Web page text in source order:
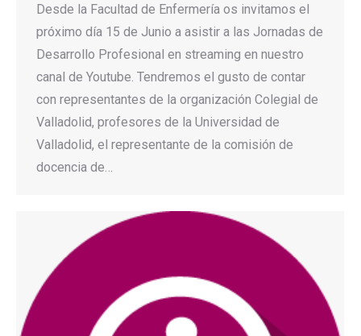
Desde la Facultad de Enfermería os invitamos el
próximo día 15 de Junio a asistir a las Jornadas de
Desarrollo Profesional en streaming en nuestro
canal de Youtube. Tendremos el gusto de contar
con representantes de la organización Colegial de
Valladolid, profesores de la Universidad de
Valladolid, el representante de la comisión de
docencia de…